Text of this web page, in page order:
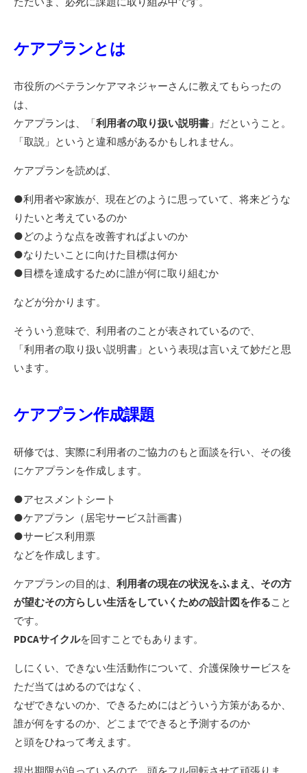
ケアプランとは
市役所のベテランケアマネジャーさんに教えてもらったの
は、
ケアプランは、「利用者の取り扱い説明書 」だということ。
「取説」というと違和感があるかもしれません。
ケアプランを読めば、
●利用者や家族が、現在どのように思っていて、将来どうな
りたいと考えているのか
●どのような点を改善すればよいのか
●なりたいことに向けた目標は何か
●目標を達成するために誰が何に取り組むか
などが分かります。
そういう意味で、利用者のことが表されているので、
「利用者の取り扱い説明書」という表現は言いえて妙だと思
います。
ケアプラン作成課題
研修では、実際に利用者のご協力のもと面談を行い、その後
にケアプランを作成します。
●アセスメントシート
●ケアプラン（居宅サービス計画書）
●サービス利用票
などを作成します。
ケアプランの目的は、 利用者の現在の状況をふまえ、その方
が望むその方らしい生活をしていくための設計図を作ること
です。
PDCAサイクルを回すことでもあります。
しにくい、できない生活動作について、介護保険サービスを
ただ当てはめるのではなく、
なぜできないのか、できるためにはどういう方策があるか、
誰が何をするのか、どこまでできると予測するのか
と頭をひねって考えます。
提出期限が迫っているので、頭をフル回転させて頑張りま